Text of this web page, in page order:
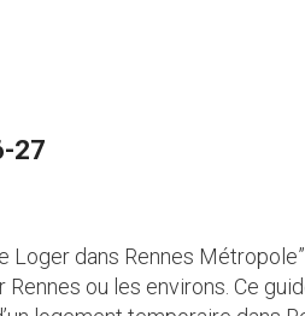
27
Loger dans Rennes
Rennes ou les environs. Ce